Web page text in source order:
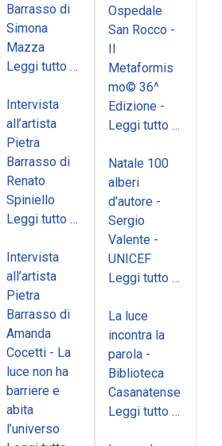
Barrasso di
Simona
Mazza
Leggi tutto …
Intervista
all’artista
Pietra
Barrasso di
Renato
Spiniello
Leggi tutto …
Intervista
all’artista
Pietra
Barrasso di
Amanda
Cocetti - La
luce non ha
barriere e
abita
l’universo
Ospedale
San Rocco -
Il
Metaformis
mo© 36^
Edizione -
Leggi tutto …
Natale 100
alberi
d'autore -
Sergio
Valente -
UNICEF
Leggi tutto …
La luce
incontra la
parola -
Biblioteca
Casanatense
Leggi tutto …